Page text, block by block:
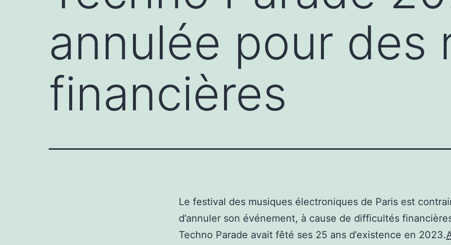
annulée pour des
financières
Le festival des musiques électroniques de Paris est
d’annuler son événement, à cause de difficultés
Techno Parade avait fêté ses 25 ans d’existence en 2023.